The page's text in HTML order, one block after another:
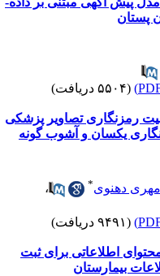
(۵۵۰۴ دریافت)
رمزنگاری تصاویر پزشکی
یکسان و آشوب گونه
دهنوی
،
(۹۴۹۱ دریافت)
اطلاعاتی برای ثبت
بیمارستان